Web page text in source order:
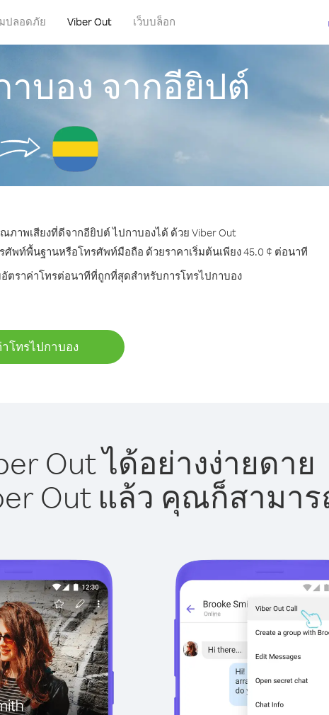
ปลอดภัย Viber Out เว็บบล็อก
บอง จากอียิปต์
พเสียงที่ดีจากอียิปต์ ไปกาบองได้ ด้วย Viber Out
พท์พื้นฐานหรือโทรศัพท์มือถือ ด้วยราคาเริ่มต้นเพียง 45.0 ¢ ต่อนาที
ตราค่าโทรต่อนาทีที่ถูกที่สุดสำหรับการโทรไปกาบอง
โทรไปกาบอง
Out ได้อย่างง่ายดาย
Out แล้ว คุณก็สามาร